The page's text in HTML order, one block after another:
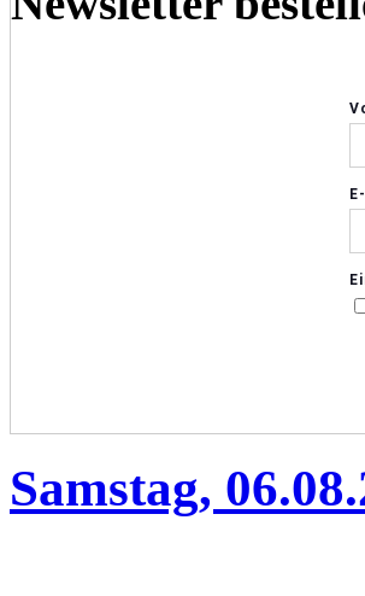
Samstag,